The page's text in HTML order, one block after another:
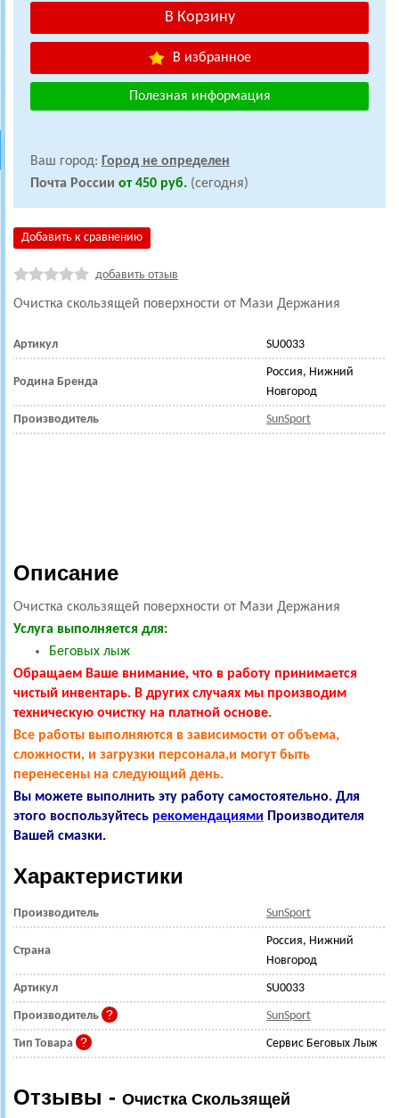
В избранное
Полезная информация
Ваш город: Город не определен
Почта России от 450 руб. (сегодня)
Добавить к сравнению
добавить отзыв
Очистка скользящей поверхности от Мази Держания
Артикул SU0033
Родина Бренда
Россия, Нижний
Новгород
Производитель SunSport
Описание
Очистка скользящей поверхности от Мази Держания
Услуга выполняется для:
Беговых лыж
Обращаем Ваше внимание, что в работу принимается
чистый инвентарь. В других случаях мы производим
техническую очистку на платной основе.
Все работы выполняются в зависимости от объема,
сложности, и загрузки персонала,и могут быть
перенесены на следующий день.
Вы можете выполнить эту работу самостоятельно. Для
этого воспользуйтесь рекомендациями Производителя
Вашей смазки.
Характеристики
Производитель SunSport
Страна
Россия, Нижний
Новгород
Артикул SU0033
Производитель SunSport
Тип Товара Сервис Беговых Лыж
Отзывы - Очистка Скользящей